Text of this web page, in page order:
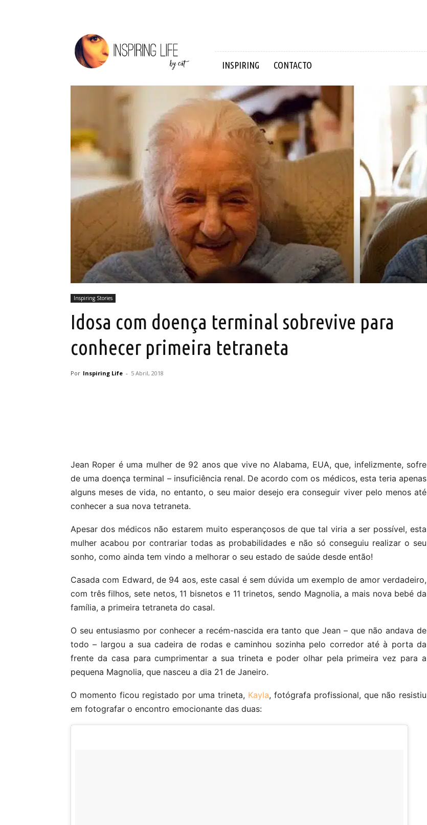
Inspiring
Life
INSPIRING CONTACTO
Inspiring Stories
Idosa com doença terminal sobrevive para
conhecer primeira tetraneta
Por Inspiring Life - 5 Abril, 2018
Jean Roper é uma mulher de 92 anos que vive no Alabama, EUA, que, infelizmente, sofre
de uma doença terminal – insuficiência renal. De acordo com os médicos, esta teria apenas
alguns meses de vida, no entanto, o seu maior desejo era conseguir viver pelo menos até
conhecer a sua nova tetraneta.
Apesar dos médicos não estarem muito esperançosos de que tal viria a ser possível, esta
mulher acabou por contrariar todas as probabilidades e não só conseguiu realizar o seu
sonho, como ainda tem vindo a melhorar o seu estado de saúde desde então!
Casada com Edward, de 94 aos, este casal é sem dúvida um exemplo de amor verdadeiro,
com três filhos, sete netos, 11 bisnetos e 11 trinetos, sendo Magnolia, a mais nova bebé da
família, a primeira tetraneta do casal.
O seu entusiasmo por conhecer a recém-nascida era tanto que Jean – que não andava de
todo – largou a sua cadeira de rodas e caminhou sozinha pelo corredor até à porta da
frente da casa para cumprimentar a sua trineta e poder olhar pela primeira vez para a
pequena Magnolia, que nasceu a dia 21 de Janeiro.
O momento ficou registado por uma trineta, Kayla, fotógrafa profissional, que não resistiu
em fotografar o encontro emocionante das duas: